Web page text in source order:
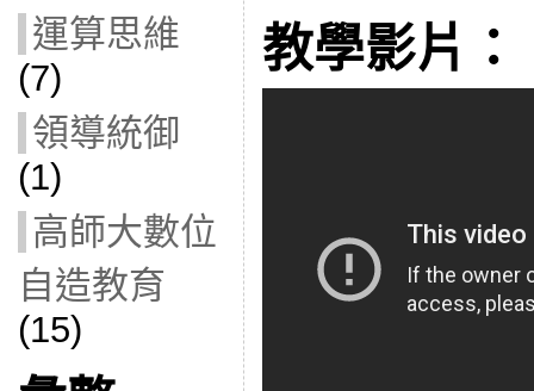
運算思維
(7)
領導統御
(1)
高師大數位
自造教育
(15)
教學影片：